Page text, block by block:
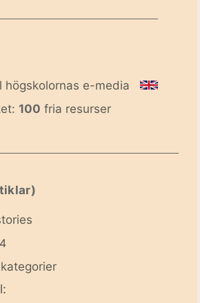
högskolornas e-media
100 fria resurser